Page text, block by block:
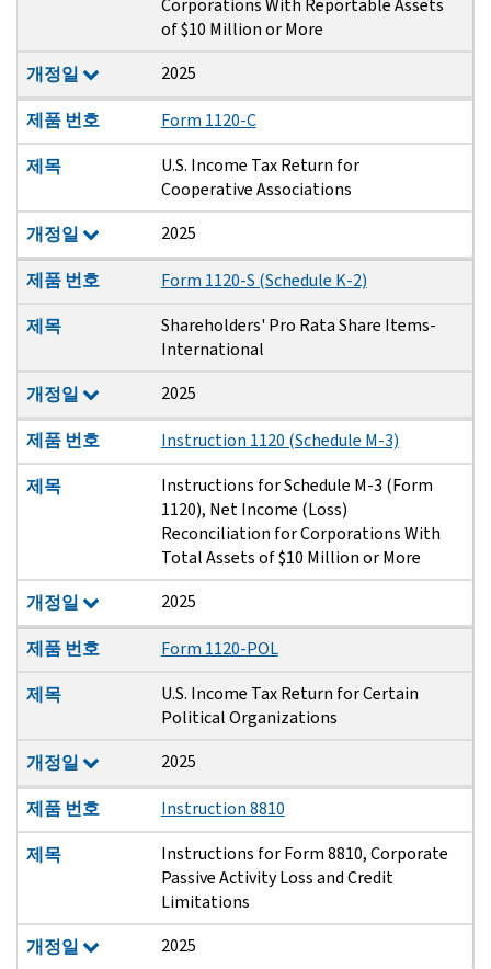
Corporations With Reportable Assets
of $10 Million or More
개정일
2025
제품 번호
Form 1120-C
제목
U.S. Income Tax Return for
Cooperative Associations
개정일
2025
제품 번호
Form 1120-S (Schedule K-2)
제목
Shareholders' Pro Rata Share Items-
International
개정일
2025
제품 번호
Instruction 1120 (Schedule M-3)
제목
Instructions for Schedule M-3 (Form
1120), Net Income (Loss)
Reconciliation for Corporations With
Total Assets of $10 Million or More
개정일
2025
제품 번호
Form 1120-POL
제목
U.S. Income Tax Return for Certain
Political Organizations
개정일
2025
제품 번호
Instruction 8810
제목
Instructions for Form 8810, Corporate
Passive Activity Loss and Credit
Limitations
개정일
2025